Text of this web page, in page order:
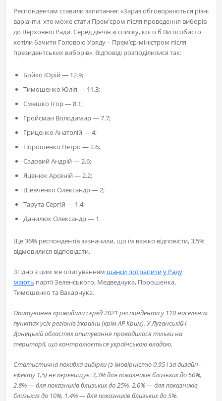
Респондентам ставили запитання: «Зараз обговорюються різні
варіанти, хто може стати Прем’єром після проведення виборів
до Верховної Ради. Серед діячів зі списку, кого б Ви особисто
хотіли бачити Головою Уряду – Прем’єр-міністром після
президентських виборів». Відповіді розподілилися так:
Бойко Юрій — 12.9;
Тимошенко Юлія — 11.3;
Смешко Ігор — 8.1;
Гройсман Володимир — 7.7;
Гриценко Анатолій — 4;
Порошенко Петро — 2.6;
Садовий Андрій — 2.6;
Яценюк Арсеній — 2.2;
Шевченко Олександр — 2;
Тарута Сергій — 1.4;
Данилюк Олександр — 1.
Ще 36% респондентів зазначили, що їм важко відповісти, 3,5%
відмовилися відповідати.
Згідно з цим же опитуванням шанси потрапити у Раду
мають партії Зеленського, Медведчука, Порошенка,
Тимошенко та Вакарчука.
Опитування проводили серед 2021 респондента у 110 населених
пунктах усіх регіонів України (крім АР Крим). У Луганській і
Донецькій областях опитування проводилося тільки на
території, що контролюється українською владою.
Статистична похибка вибірки (з імовірністю 0,95 і за дизайн–
ефекту 1,5) не перевищує: 3,3% для показників близьких до 50%,
2,8% — для показників близьких до 25%, 2,0% — для показників
близьких до 10%, 1,4% — для показників близьких до 5%.